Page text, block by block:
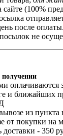
сайте (100%
после
не
оплачиваются
и ближайших
из пункта
от покупки на
доставки - 350